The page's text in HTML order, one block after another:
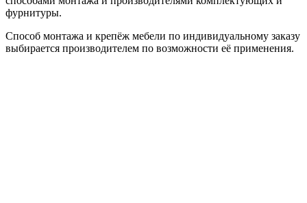
фурнитуры.
Способ монтажа и крепёж мебели по индивидуальному заказу
выбирается производителем по возможности её применения.